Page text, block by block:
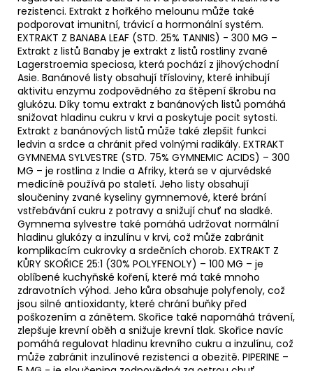
rezistenci. Extrakt z hořkého melounu může také
podporovat imunitní, trávicí a hormonální systém.
EXTRAKT Z BANABA LEAF (STD. 25% TANNIS) - 300 MG –
Extrakt z listů Banaby je extrakt z listů rostliny zvané
Lagerstroemia speciosa, která pochází z jihovýchodní
Asie. Banánové listy obsahují třísloviny, které inhibují
aktivitu enzymu zodpovědného za štěpení škrobu na
glukózu. Díky tomu extrakt z banánových listů pomáhá
snižovat hladinu cukru v krvi a poskytuje pocit sytosti.
Extrakt z banánových listů může také zlepšit funkci
ledvin a srdce a chránit před volnými radikály. EXTRAKT
GYMNEMA SYLVESTRE (STD. 75% GYMNEMIC ACIDS) – 300
MG – je rostlina z Indie a Afriky, která se v ajurvédské
medicíně používá po staletí. Jeho listy obsahují
sloučeniny zvané kyseliny gymnemové, které brání
vstřebávání cukru z potravy a snižují chuť na sladké.
Gymnema sylvestre také pomáhá udržovat normální
hladinu glukózy a inzulínu v krvi, což může zabránit
komplikacím cukrovky a srdečních chorob. EXTRAKT Z
KŮRY SKOŘICE 25:1 (30% POLYFENOLY) – 100 MG – je
oblíbené kuchyňské koření, které má také mnoho
zdravotních výhod. Jeho kůra obsahuje polyfenoly, což
jsou silné antioxidanty, které chrání buňky před
poškozením a zánětem. Skořice také napomáhá trávení,
zlepšuje krevní oběh a snižuje krevní tlak. Skořice navíc
pomáhá regulovat hladinu krevního cukru a inzulínu, což
může zabránit inzulínové rezistenci a obezitě. PIPERINE –